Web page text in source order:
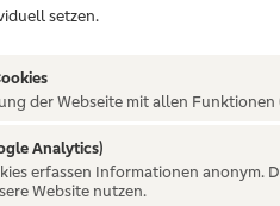
setzen.
der Webseite mit allen Funktionen
Analytics)
erfassen Informationen anonym.
Website nutzen.